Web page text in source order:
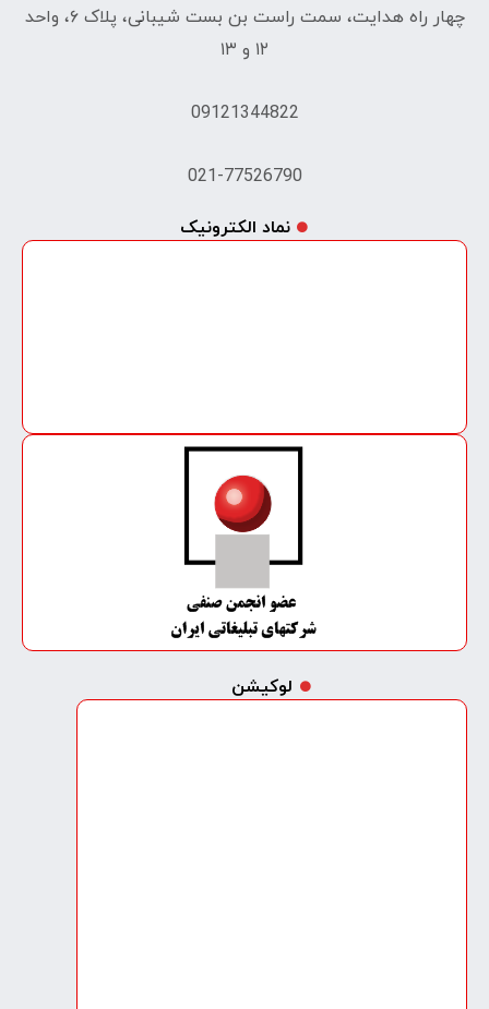
چهار راه هدایت، سمت راست بن بست شیبانی، پلاک ۶، واحد
۱۲ و ۱۳
09121344822
021-77526790
نماد الکترونیک
لوکیشن